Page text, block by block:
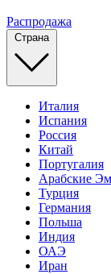
Распродажа
Страна
Италия
Испания
Россия
Китай
Португалия
Арабские
Турция
Германия
Польша
Индия
ОАЭ
Иран